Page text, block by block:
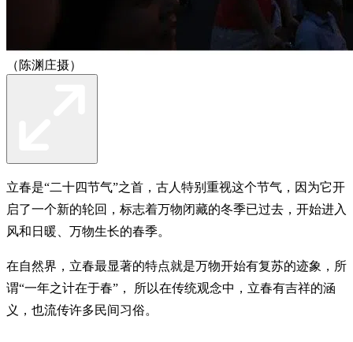
（陈渊庄摄）
立春是“二十四节气”之首，古人特别重视这个节气，因为它开
启了一个新的轮回，标志着万物闭藏的冬季已过去，开始进入
风和日暖、万物生长的春季。
在自然界，立春最显著的特点就是万物开始有复苏的迹象，所
谓“一年之计在于春”， 所以在传统观念中，立春有吉祥的涵
义，也流传许多民间习俗。